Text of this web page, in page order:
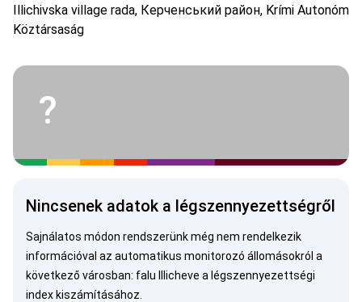
Illichivska village rada, Керченський район, Krími Autonóm
Köztársaság
?
Nincsenek adatok a légszennyezettségről
Sajnálatos módon rendszerünk még nem rendelkezik
információval az automatikus monitorozó állomásokról a
következő városban: falu Illicheve a légszennyezettségi
index kiszámításához.